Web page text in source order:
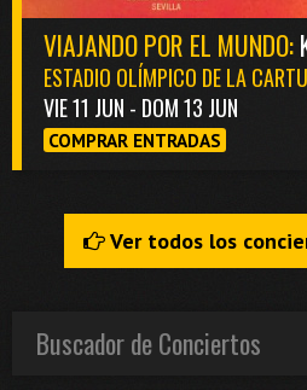
VIAJANDO POR EL MUNDO:
ESTADIO OLÍMPICO DE LA
VIE 11 JUN - DOM 13 JUN
COMPRAR ENTRADAS
Ver todos los
Buscador de Conciertos